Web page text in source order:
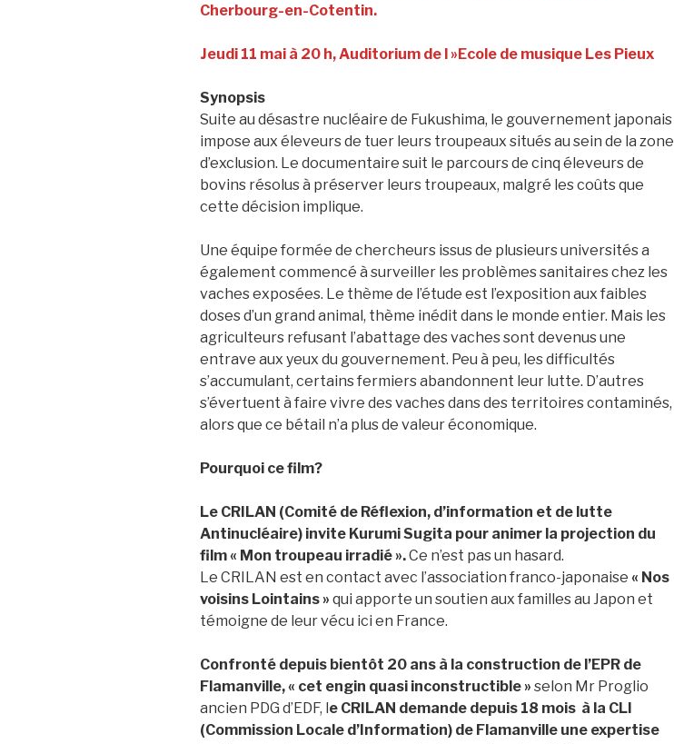
Cherbourg-en-Cotentin.
Jeudi 11 mai à 20 h, Auditorium de l »Ecole de musique Les Pieux
Synopsis
Suite au désastre nucléaire de Fukushima, le gouvernement japonais
impose aux éleveurs de tuer leurs troupeaux situés au sein de la zone
d’exclusion. Le documentaire suit le parcours de cinq éleveurs de
bovins résolus à préserver leurs troupeaux, malgré les coûts que
cette décision implique.
Une équipe formée de chercheurs issus de plusieurs universités a
également commencé à surveiller les problèmes sanitaires chez les
vaches exposées. Le thème de l’étude est l’exposition aux faibles
doses d’un grand animal, thème inédit dans le monde entier. Mais les
agriculteurs refusant l’abattage des vaches sont devenus une
entrave aux yeux du gouvernement. Peu à peu, les difficultés
s’accumulant, certains fermiers abandonnent leur lutte. D’autres
s’évertuent à faire vivre des vaches dans des territoires contaminés,
alors que ce bétail n’a plus de valeur économique.
Pourquoi ce film?
Le CRILAN (Comité de Réflexion, d’information et de lutte
Antinucléaire) invite KurumiSugita pour animer la projection du
film« Mon troupeau irradié ».Ce n’est pas un hasard.
Le CRILAN est en contact avec l’association franco-japonaise « Nos
voisins Lointains » qui apporte un soutien aux familles au Japon et
témoigne de leur vécu ici en France.
Confronté depuis bientôt 20 ans à la construction de l’EPR de
Flamanville, « cet engin quasi inconstructible » selon Mr Proglio
ancien PDG d’EDF, le CRILAN demande depuis 18 mois à la CLI
(Commission Locale d’Information) de Flamanville une expertise